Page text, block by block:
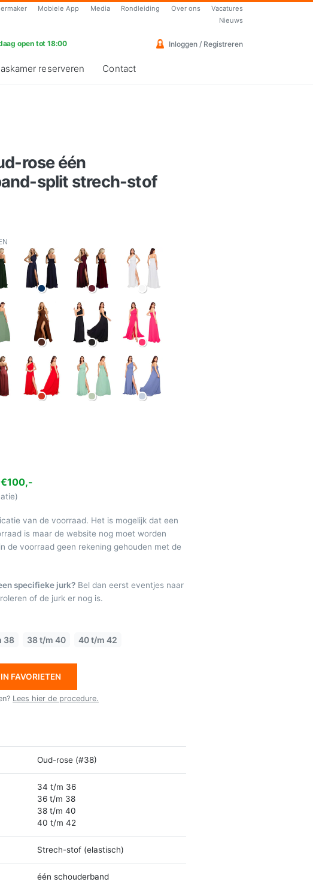
Mobiele App Media Rondleiding Over ons
Vacatures
Nieuws
open tot 18:00 Inloggen / Registreren
reserveren Contact
rose één
split strech-stof
van de voorraad. Het is mogelijk dat een
is maar de website nog moet worden
de voorraad geen rekening gehouden met de
specifieke jurk? Bel dan eerst eventjes naar
of de jurk er nog is.
38 38 t/m 40 40 t/m 42
FAVORIETEN
Lees hier de procedure.
Oud-rose (#38)
34 t/m 36
36 t/m 38
38 t/m 40
40 t/m 42
Strech-stof (elastisch)
één schouderband